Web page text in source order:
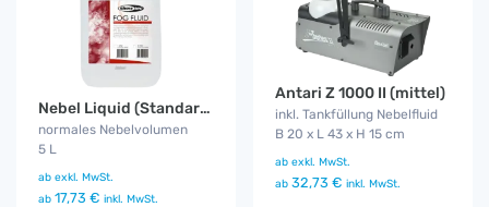
Nebel Liquid (Standard Fog Fluid)
normales Nebelvolumen
5 L
ab exkl. MwSt.
ab 17,73 € inkl. MwSt.
Antari Z 1000 II (mittel)
inkl. Tankfüllung Nebelfluid
B 20 x L 43 x H 15 cm
ab exkl. MwSt.
ab 32,73 € inkl. MwSt.